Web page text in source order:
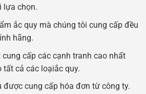
lựa chọn.
ắc quy mà chúng tôi cung cấp đều
hãng.
cung cấp các cạnh tranh cao nhất
cả các loạiắc quy.
được cung cấp hóa đơn từ công ty.